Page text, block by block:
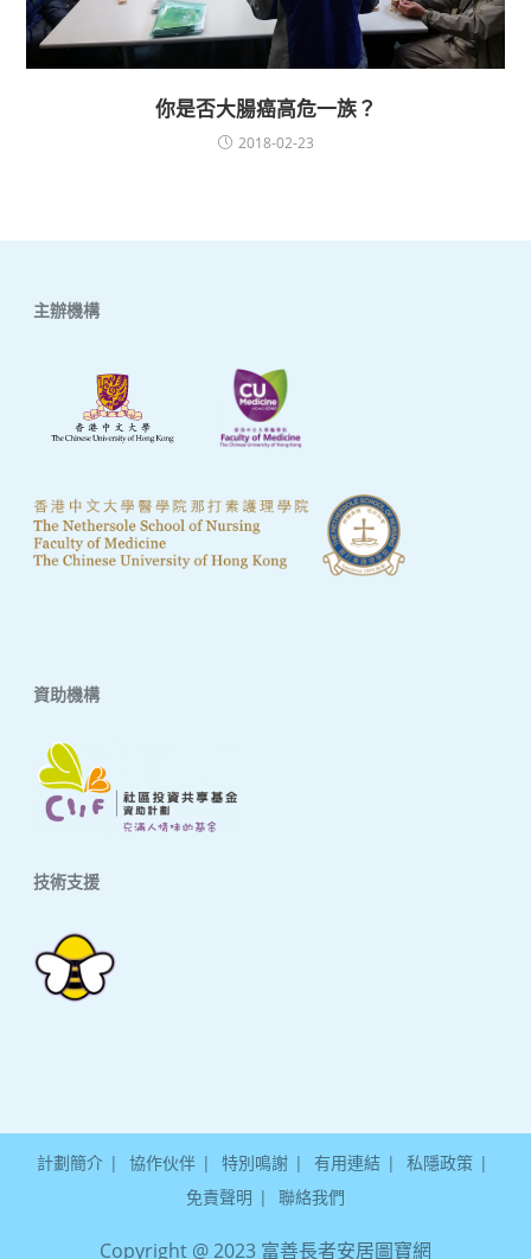
你是否大腸癌高危一族？
2018-02-23
主辦機構
資助機構
技術支援
計劃簡介 協作伙伴 特別鳴謝 有用連結
私隱政策
免責聲明
聯絡我們
Copyright @ 2023 富善長者安居圖寶網